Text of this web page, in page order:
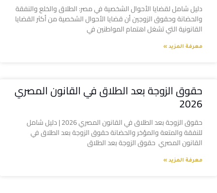
دليل شامل لقضايا الأحوال الشخصية في مصر: الطلاق والخلع والنفقة
والحضانة وحقوق الزوجين أن قضايا الأحوال الشخصية من أكثر القضايا
القانونية التي تشغل اهتمام المواطنين في
معرفة المزيد »
حقوق الزوجة بعد الطلاق في القانون المصري
2026
حقوق الزوجة بعد الطلاق في القانون المصري 2026 | دليل شامل
للنفقة والمتعة والمؤخر والحضانة حقوق الزوجة بعد الطلاق في
القانون المصري حقوق الزوجة بعد الطلاق
معرفة المزيد »